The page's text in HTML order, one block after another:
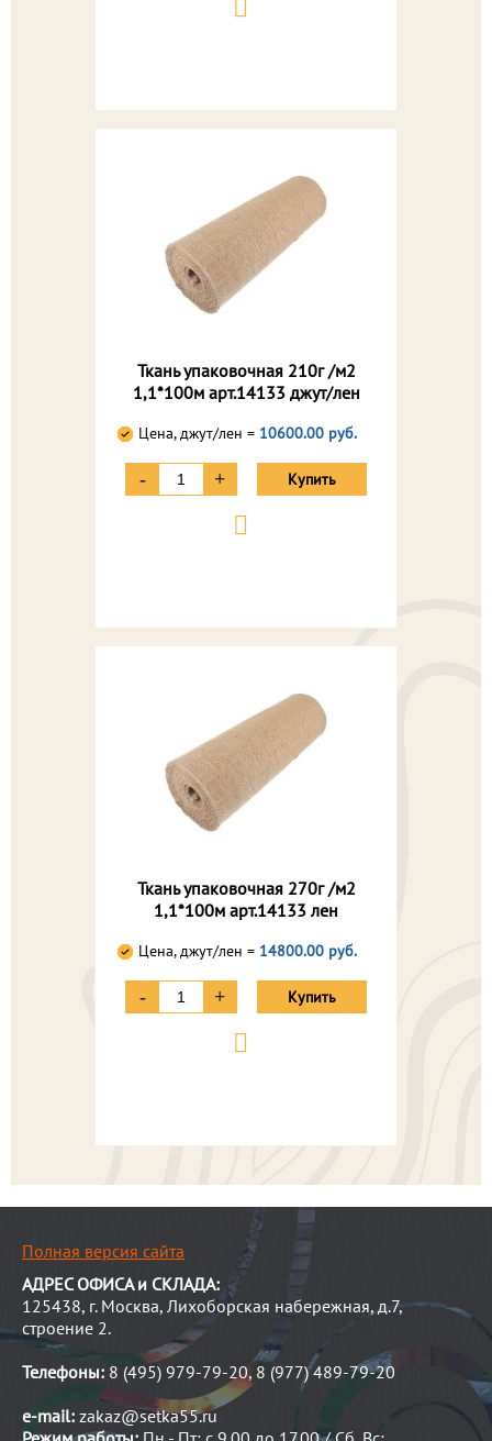
Ткань упаковочная 210г /м2
1,1*100м арт.14133 джут/лен
Цена, джут/лен = 10600.00 руб.
- + Купить
Ткань упаковочная 270г /м2
1,1*100м арт.14133 лен
Цена, джут/лен = 14800.00 руб.
- + Купить
Полная версия сайта
АДРЕС ОФИСА и СКЛАДА:
125438, г. Москва, Лихоборская набережная, д.7,
строение 2.
Телефоны: 8 (495) 979-79-20, 8 (977) 489-79-20
e-mail: zakaz@setka55.ru